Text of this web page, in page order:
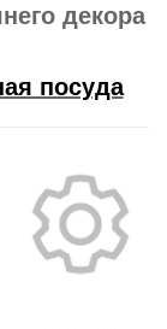
декора
посуда